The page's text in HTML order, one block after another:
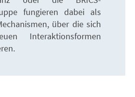
fungieren dabei als
über die sich
Interaktionsformen